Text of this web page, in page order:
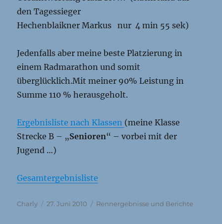
den Tagessieger
Hechenblaikner Markus nur 4 min 55 sek)
Jedenfalls aber meine beste Platzierung in
einem Radmarathon und somit
überglücklich.Mit meiner 90% Leistung in
Summe 110 % herausgeholt.
Ergebnisliste nach Klassen (meine Klasse
Strecke B – „Senioren“ – vorbei mit der
Jugend …)
Gesamtergebnisliste
Autor
Charly
Veröffentlicht
27. Juni 2010 Kategorien
Rennergebnisse und Berichte